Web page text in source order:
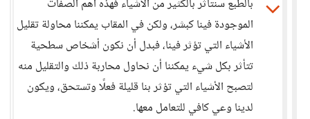
بالطبع سنتأثر بالكثير من الأشياء فهذه أهم الصفات
الموجودة فينا كبشر، ولكن في المقاب يمكننا محاولة تقليل
الأشياء التي تؤثر فينا، فبدل أن نكون أشخاص سطحية
تتأثر بكل شيء يمكننا أن نحاول محاربة ذلك والتقليل منه
لتصبح الأشياء التي تؤثر بنا قليلة فعلًا وتستحق، ويكون
لدينا وعي كافي للتعامل معها.